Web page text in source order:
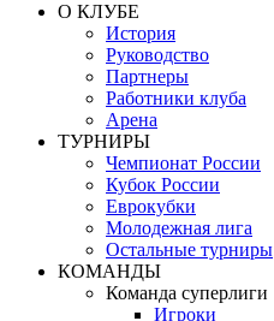
О КЛУБЕ
История
Руководство
Партнеры
Работники клуба
Арена
ТУРНИРЫ
Чемпионат России
Кубок России
Еврокубки
Молодежная лига
Остальные турниры
КОМАНДЫ
Команда суперлиги
Игроки